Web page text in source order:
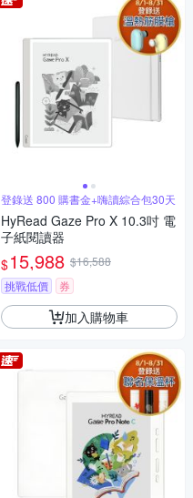
登錄送 800 購書金+嗨讀綜合包30天
HyRead Gaze Pro X 10.3吋 電
子紙閱讀器
$15,988 $16,588
挑戰低價
券
加入購物車